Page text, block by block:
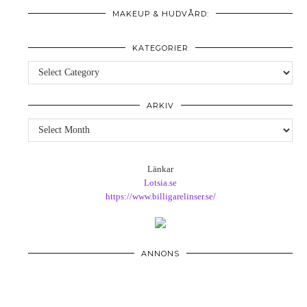
MAKEUP & HUDVÅRD:
KATEGORIER
Kategorier
ARKIV
Arkiv
Länkar
Lotsia.se
https://www.billigarelinser.se/
ANNONS